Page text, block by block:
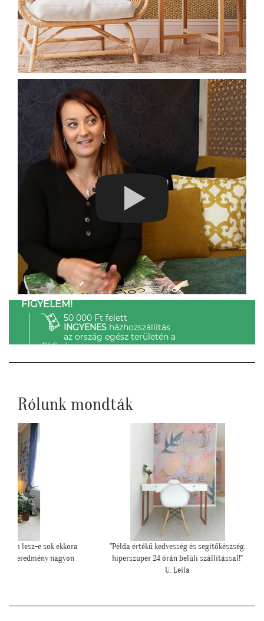
FIGYELEM!
50 000 Ft felett
INGYENESházhozszállítás
az ország egész területén a
GLS-el.
Rólunk mondták
ekkora
nagyon
"Példa értékű kedvesség és segítőkészség,
hiperszuper 24 órán belüli szállítással!"
""Még